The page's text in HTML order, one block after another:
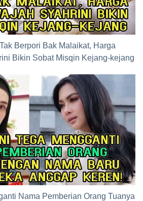
Berpori Bak Malaikat, Harga
Bikin Sobat Misqin Kejang-kejang
Nama Pemberian Orang Tuanya